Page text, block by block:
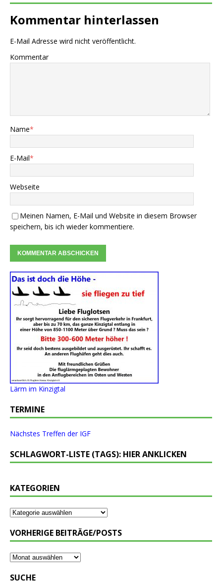
Kommentar hinterlassen
E-Mail Adresse wird nicht veröffentlicht.
Kommentar
Name*
E-Mail*
Webseite
Meinen Namen, E-Mail und Website in diesem Browser
speichern, bis ich wieder kommentiere.
Lärm im Kinzigtal
TERMINE
Nächstes Treffen der IGF
SCHLAGWORT-LISTE (TAGS): HIER ANKLICKEN
KATEGORIEN
VORHERIGE BEITRÄGE/POSTS
SUCHE